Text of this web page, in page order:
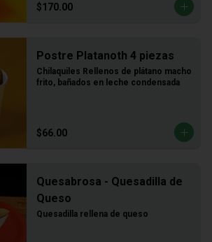
$170.00
Postre Platanoth 4 piezas
Chilaquiles Rellenos de plátano macho
frito, bañados en leche condensada
$66.00
Quesabrosa - Quesadilla de
Queso
Quesadilla rellena de queso